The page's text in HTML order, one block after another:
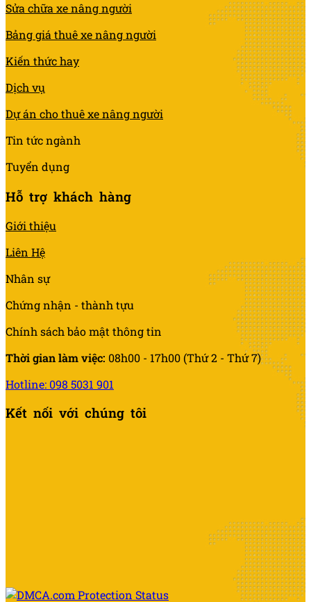
Sửa chữa xe nâng người
Bảng giá thuê xe nâng người
Kiến thức hay
Dịch vụ
Dự án cho thuê xe nâng người
Tin tức ngành
Tuyển dụng
Hỗ trợ khách hàng
Giới thiệu
Liên Hệ
Nhân sự
Chứng nhận - thành tựu
Chính sách bảo mật thông tin
Thời gian làm việc: 08h00 - 17h00 (Thứ 2 - Thứ 7)
Hotline: 098 5031 901
Kết nối với chúng tôi